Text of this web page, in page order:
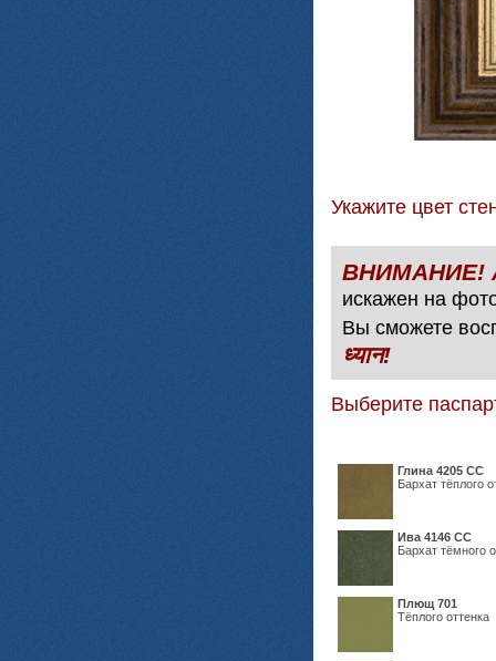
Укажите цвет
искажен на
Вы сможете
ध्यान!
Выберите
Глина 4205 СС
Бархат тёплого
Ива 4146 СС
Бархат тёмного
Плющ 701
Тёплого оттенка